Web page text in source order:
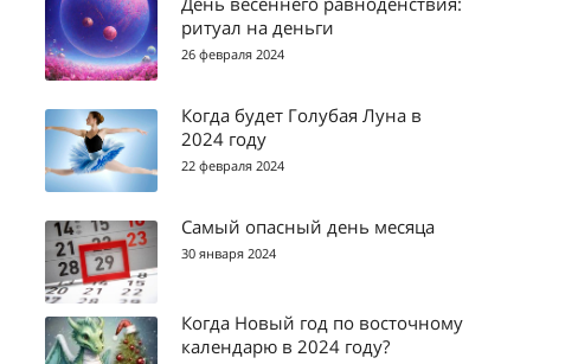
ритуал на деньги
26 февраля 2024
Когда будет Голубая Луна в
2024 году
22 февраля 2024
Самый опасный день месяца
30 января 2024
Когда Новый год по восточному
календарю в 2024 году?